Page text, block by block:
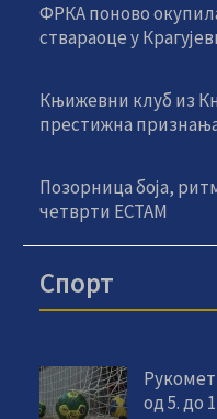
ФРКА поново
ствараоце у
Књижевни клуб из
престижна
Позорница боја,
четврти ЕСТАМ
Спорт
од 5. до